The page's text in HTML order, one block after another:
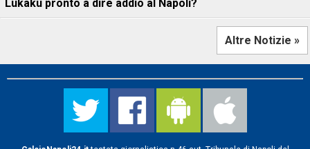
Lukaku pronto a dire addio al Napoli?
Altre Notizie »